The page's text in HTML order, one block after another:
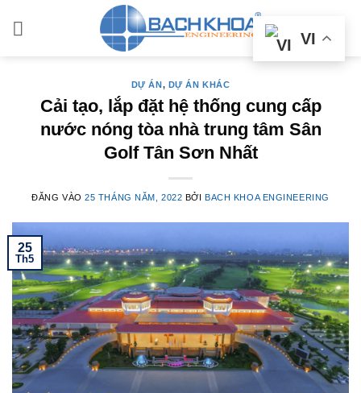
DỰ ÁN, DỰ ÁN KHÁC
Cải tạo, lắp đặt hệ thống cung cấp
nước nóng tòa nhà trung tâm Sân
Golf Tân Sơn Nhất
ĐĂNG VÀO25 THÁNG NĂM, 2022 BỞIBACH KHOA ENGINEERING
25
Th5
VI